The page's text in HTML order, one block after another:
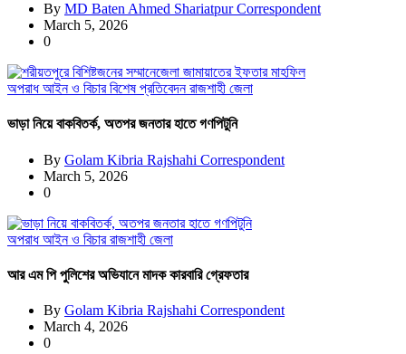
By MD Baten Ahmed Shariatpur Correspondent
March 5, 2026
0
অপরাধআইন ও বিচারবিশেষ প্রতিবেদনরাজশাহী জেলা
ভাড়া নিয়ে বাকবিতর্ক, অতপর জনতার হাতে গণপিটুনি
By Golam Kibria Rajshahi Correspondent
March 5, 2026
0
অপরাধআইন ও বিচাররাজশাহী জেলা
আর এম পি পুলিশের অভিযানে মাদক কারবারি গ্রেফতার
By Golam Kibria Rajshahi Correspondent
March 4, 2026
0